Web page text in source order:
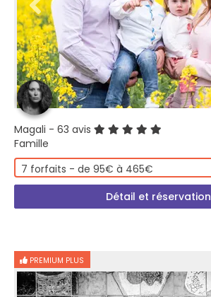
Magali - 63 avis
Famille
7 forfaits - de 95€ à 465€
Détail et réservation
PREMIUM PLUS